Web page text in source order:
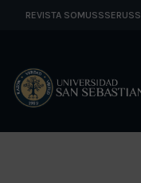
REVISTA SOMUSSSERUSS